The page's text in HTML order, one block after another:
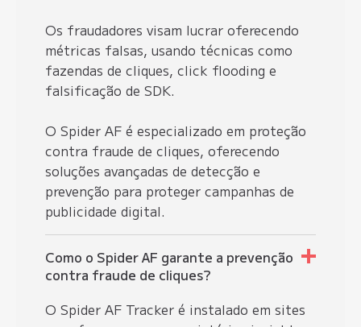
Os fraudadores visam lucrar oferecendo
métricas falsas, usando técnicas como
fazendas de cliques, click flooding e
falsificação de SDK.
O Spider AF é especializado em proteção
contra fraude de cliques, oferecendo
soluções avançadas de detecção e
prevenção para proteger campanhas de
publicidade digital.
Como o Spider AF garante a prevenção
contra fraude de cliques?
O Spider AF Tracker é instalado em sites